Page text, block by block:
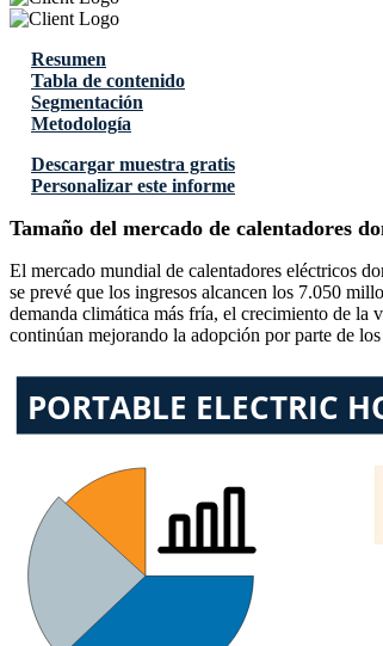
Resumen
Tabla de contenido
Segmentación
Metodología
Descargar muestra gratis
Personalizar este informe
Tamaño del mercado de calentadores
El mercado mundial de calentadores eléctricos
se prevé que los ingresos alcancen los 7.050
demanda climática más fría, el crecimiento de la
continúan mejorando la adopción por parte de